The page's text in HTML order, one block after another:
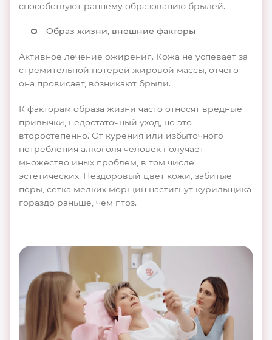
способствуют раннему образованию брылей.
Образ жизни, внешние факторы
Активное лечение ожирения. Кожа не успевает за
стремительной потерей жировой массы, отчего
она провисает, возникают брыли.
К факторам образа жизни часто относят вредные
привычки, недостаточный уход, но это
второстепенно. От курения или избыточного
потребления алкоголя человек получает
множество иных проблем, в том числе
эстетических. Нездоровый цвет кожи, забитые
поры, сетка мелких морщин настигнут курильщика
гораздо раньше, чем птоз.